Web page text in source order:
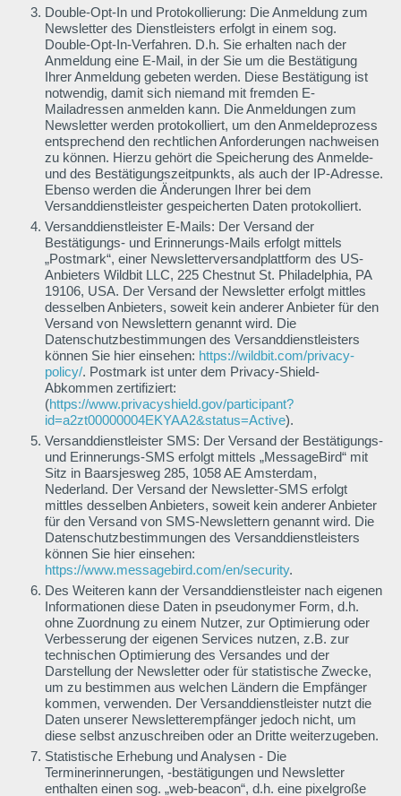
Double-Opt-In und Protokollierung: Die Anmeldung zum
Newsletter des Dienstleisters erfolgt in einem sog.
Double-Opt-In-Verfahren. D.h. Sie erhalten nach der
Anmeldung eine E-Mail, in der Sie um die Bestätigung
Ihrer Anmeldung gebeten werden. Diese Bestätigung ist
notwendig, damit sich niemand mit fremden E-
Mailadressen anmelden kann. Die Anmeldungen zum
Newsletter werden protokolliert, um den Anmeldeprozess
entsprechend den rechtlichen Anforderungen nachweisen
zu können. Hierzu gehört die Speicherung des Anmelde-
und des Bestätigungszeitpunkts, als auch der IP-Adresse.
Ebenso werden die Änderungen Ihrer bei dem
Versanddienstleister gespeicherten Daten protokolliert.
Versanddienstleister E-Mails: Der Versand der
Bestätigungs- und Erinnerungs-Mails erfolgt mittels
„Postmark“, einer Newsletterversandplattform des US-
Anbieters Wildbit LLC, 225 Chestnut St. Philadelphia, PA
19106, USA. Der Versand der Newsletter erfolgt mittles
desselben Anbieters, soweit kein anderer Anbieter für den
Versand von Newslettern genannt wird. Die
Datenschutzbestimmungen des Versanddienstleisters
können Sie hier einsehen: https://wildbit.com/privacy-
policy/. Postmark ist unter dem Privacy-Shield-
Abkommen zertifiziert:
(https://www.privacyshield.gov/participant?
id=a2zt00000004EKYAA2&status=Active).
Versanddienstleister SMS: Der Versand der Bestätigungs-
und Erinnerungs-SMS erfolgt mittels „MessageBird“ mit
Sitz in Baarsjesweg 285, 1058 AE Amsterdam,
Nederland. Der Versand der Newsletter-SMS erfolgt
mittles desselben Anbieters, soweit kein anderer Anbieter
für den Versand von SMS-Newslettern genannt wird. Die
Datenschutzbestimmungen des Versanddienstleisters
können Sie hier einsehen:
https://www.messagebird.com/en/security.
Des Weiteren kann der Versanddienstleister nach eigenen
Informationen diese Daten in pseudonymer Form, d.h.
ohne Zuordnung zu einem Nutzer, zur Optimierung oder
Verbesserung der eigenen Services nutzen, z.B. zur
technischen Optimierung des Versandes und der
Darstellung der Newsletter oder für statistische Zwecke,
um zu bestimmen aus welchen Ländern die Empfänger
kommen, verwenden. Der Versanddienstleister nutzt die
Daten unserer Newsletterempfänger jedoch nicht, um
diese selbst anzuschreiben oder an Dritte weiterzugeben.
Statistische Erhebung und Analysen - Die
Terminerinnerungen, -bestätigungen und Newsletter
enthalten einen sog. „web-beacon“, d.h. eine pixelgroße